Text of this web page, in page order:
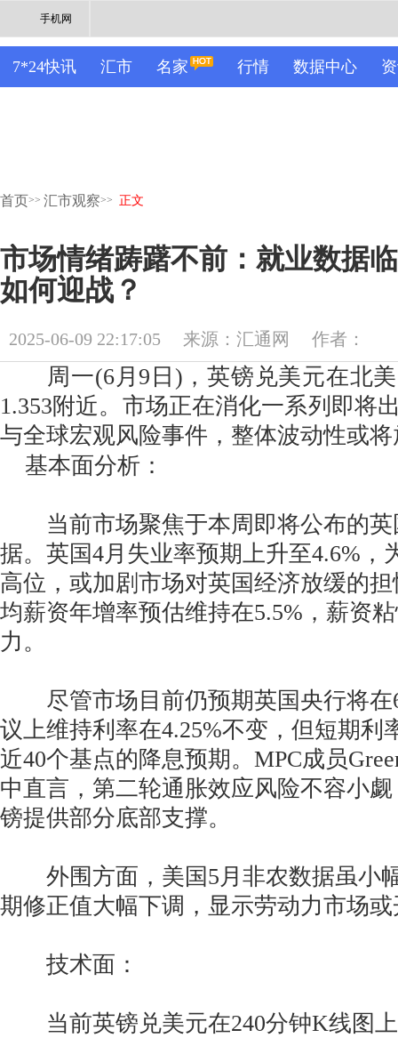
手机网
7*24快讯 汇市 名家 行情 数据中心
首页>> 汇市观察>> 正文
市场情绪踌躇不前：就业数据
如何迎战？
2025-06-09 22:17:05 来源：汇通网 作者：
周一(6月9日)，英镑兑美元在北美
1.353附近。市场正在消化一系列即将
与全球宏观风险事件，整体波动性或
基本面分析：
当前市场聚焦于本周即将公布的英
据。英国4月失业率预期上升至4.6%，
高位，或加剧市场对英国经济放缓的
均薪资年增率预估维持在5.5%，薪资
力。
尽管市场目前仍预期英国央行将在
议上维持利率在4.25%不变，但短期利
近40个基点的降息预期。MPC成员
中直言，第二轮通胀效应风险不容小
镑提供部分底部支撑。
外围方面，美国5月非农数据虽小
期修正值大幅下调，显示劳动力市场
技术面：
当前英镑兑美元在240分钟K线图上